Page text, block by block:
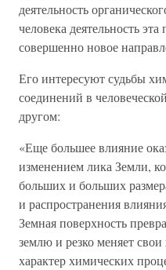
деятельность
человека деятельность
совершенно новое
Его интересуют судьбы
соединений в
другом:
«Еще большее влияние
изменением лика Земли,
больших и больших
и распространения
Земная поверхность
землю и резко меняет
характер химических